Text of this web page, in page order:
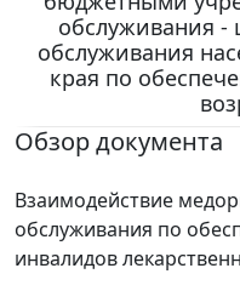
обслуживания -
обслуживания
края по
Обзор документа
Взаимодействие
обслуживания по
инвалидов